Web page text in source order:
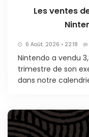
Les ventes
6 Août. 2026 • 22:18
Nintendo a vendu
trimestre de son
dans notre